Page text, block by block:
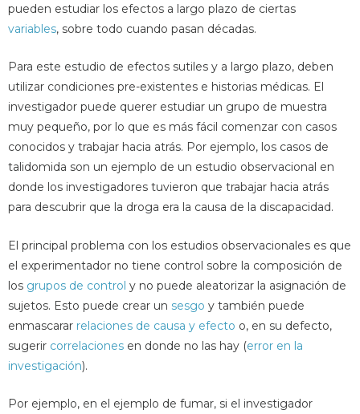
pueden estudiar los efectos a largo plazo de ciertas
variables, sobre todo cuando pasan décadas.
Para este estudio de efectos sutiles y a largo plazo, deben
utilizar condiciones pre-existentes e historias médicas. El
investigador puede querer estudiar un grupo de muestra
muy pequeño, por lo que es más fácil comenzar con casos
conocidos y trabajar hacia atrás. Por ejemplo, los casos de
talidomida son un ejemplo de un estudio observacional en
donde los investigadores tuvieron que trabajar hacia atrás
para descubrir que la droga era la causa de la discapacidad.
El principal problema con los estudios observacionales es que
el experimentador no tiene control sobre la composición de
los grupos de control y no puede aleatorizar la asignación de
sujetos. Esto puede crear un sesgo y también puede
enmascarar relaciones de causa y efecto o, en su defecto,
sugerir correlaciones en donde no las hay (error en la
investigación).
Por ejemplo, en el ejemplo de fumar, si el investigador